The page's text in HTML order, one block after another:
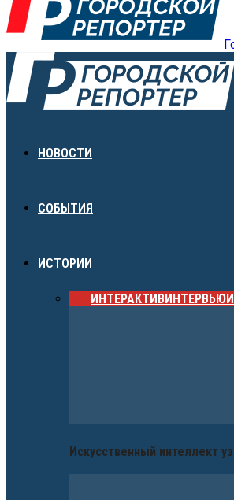
НОВОСТИ
СОБЫТИЯ
ИСТОРИИ
ИНТЕРАКТИВИНТЕРВЬЮ
Искусственный интеллект